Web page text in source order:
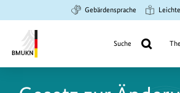
Hauptinhalt
springen
Suche
springen
Hauptnavigation
springen
Gebärdensprache
Suche
A
Z